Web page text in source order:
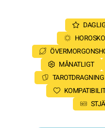
MÅNATLIGT
TAROTDRAGNING